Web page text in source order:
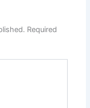
Required